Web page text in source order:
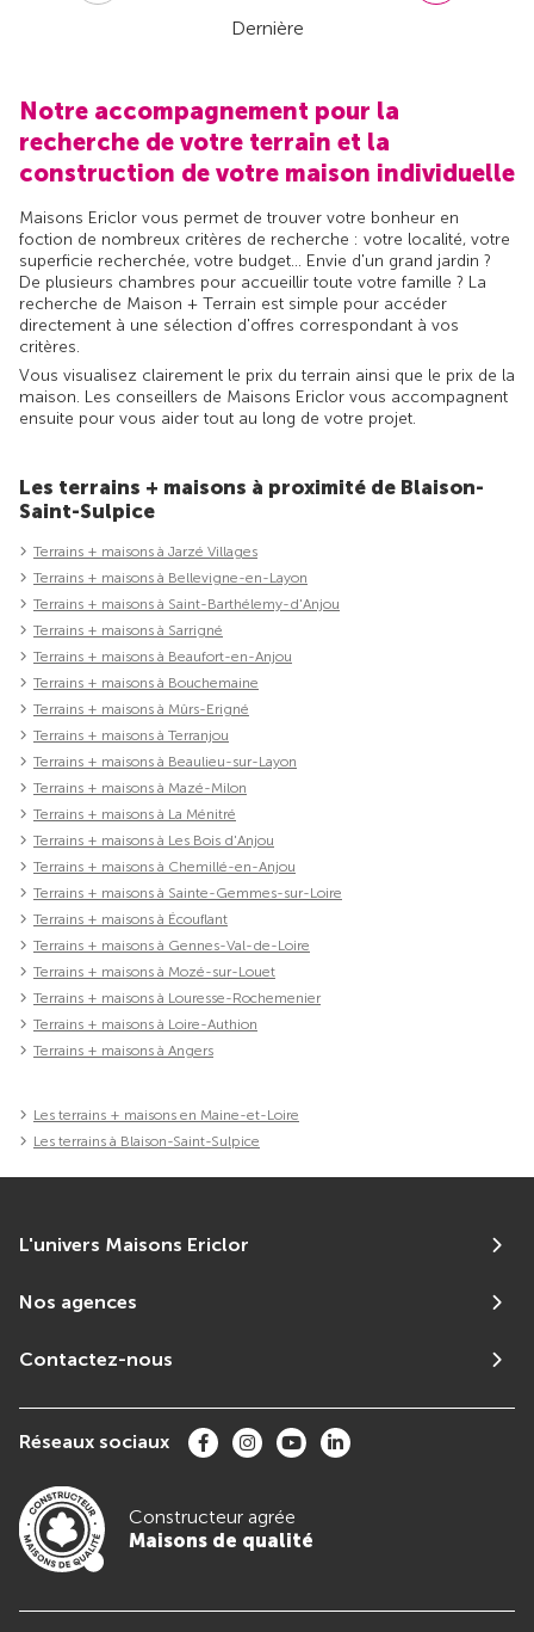
Dernière
Notre accompagnement pour la
recherche de votre terrain et la
construction de votre maison individuelle
Maisons Ericlor vous permet de trouver votre bonheur en
foction de nombreux critères de recherche : votre localité, votre
superficie recherchée, votre budget... Envie d'un grand jardin ?
De plusieurs chambres pour accueillir toute votre famille ? La
recherche de Maison + Terrain est simple pour accéder
directement à une sélection d'offres correspondant à vos
critères.
Vous visualisez clairement le prix du terrain ainsi que le prix de la
maison. Les conseillers de Maisons Ericlor vous accompagnent
ensuite pour vous aider tout au long de votre projet.
Les terrains + maisons à proximité de Blaison-
Saint-Sulpice
Terrains + maisons à Jarzé Villages
Terrains + maisons à Bellevigne-en-Layon
Terrains + maisons à Saint-Barthélemy-d'Anjou
Terrains + maisons à Sarrigné
Terrains + maisons à Beaufort-en-Anjou
Terrains + maisons à Bouchemaine
Terrains + maisons à Mûrs-Erigné
Terrains + maisons à Terranjou
Terrains + maisons à Beaulieu-sur-Layon
Terrains + maisons à Mazé-Milon
Terrains + maisons à La Ménitré
Terrains + maisons à Les Bois d'Anjou
Terrains + maisons à Chemillé-en-Anjou
Terrains + maisons à Sainte-Gemmes-sur-Loire
Terrains + maisons à Écouflant
Terrains + maisons à Gennes-Val-de-Loire
Terrains + maisons à Mozé-sur-Louet
Terrains + maisons à Louresse-Rochemenier
Terrains + maisons à Loire-Authion
Terrains + maisons à Angers
Les terrains + maisons en Maine-et-Loire
Les terrains à Blaison-Saint-Sulpice
L'univers Maisons Ericlor
Nos agences
Contactez-nous
Réseaux sociaux
Constructeur agrée
Maisons de qualité